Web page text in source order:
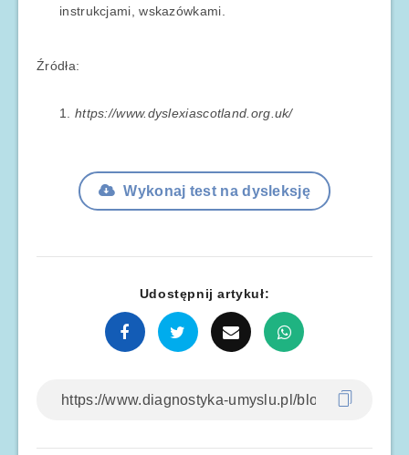
instrukcjami, wskazówkami.
Źródła:
https://www.dyslexiascotland.org.uk/
Wykonaj test na dysleksję
Udostępnij artykuł: